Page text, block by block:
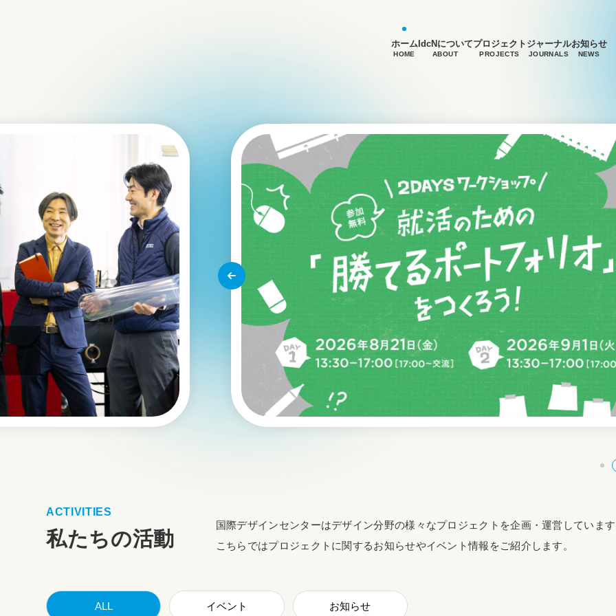
ホーム
HOME
IdcNについて
ABOUT
プロジェクト
PROJECTS
ジャーナル
JOURNALS
お知らせ
NEWS
ACTIVITIES
私たちの活動
国際デザインセンターはデザイン分野の様々なプロジェクトを企画・運営していま
こちらではプロジェクトに関するお知らせやイベント情報をご紹介します。
ALL イベント お知らせ